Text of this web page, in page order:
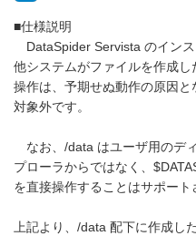
■仕様説明
DataSpider Servista のイン
他システムがファイルを作成
操作は、予期せぬ動作の原因
対象外です。
なお、/data はユーザ用のデ
プローラからではなく、
を直接操作することはサポート
上記より、/data 配下に作成し